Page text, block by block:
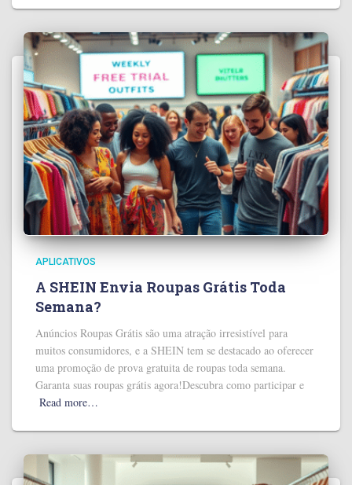
APLICATIVOS
A SHEIN Envia Roupas Grátis Toda
Semana?
Anúncios Roupas Grátis são uma atração irresistível para
muitos consumidores, e a SHEIN tem se destacado ao oferecer
uma promoção de prova gratuita de roupas toda semana.
Garanta suas roupas grátis agora!Descubra como participar e
Read more…